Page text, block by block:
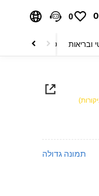
0
0
ובריאות טקסטיל לבית
תמונה גדולה